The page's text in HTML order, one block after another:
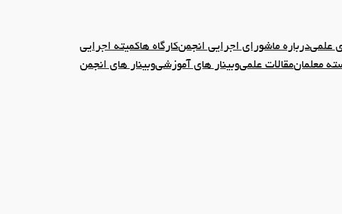
علمیدرباره ماشورای اجرایی انجمنکارگاه هاکمیته اجرایی
معلمانمقالات علمیوبینار های آموزشیوبینار های انجمن